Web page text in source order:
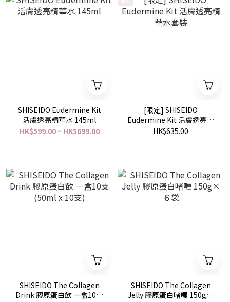
SHISEIDO Eudermine Kit
活膚透亮精華水 145ml
HK$599.00 ~ HK$699.00
[限定] SHISEIDO
Eudermine Kit 活膚透亮精
華水套裝
HK$635.00
SHISEIDO The Collagen
Drink 膠原蛋白飲 一盒10支
SHISEIDO The Collagen
Jelly 膠原蛋白啫喱 150g×